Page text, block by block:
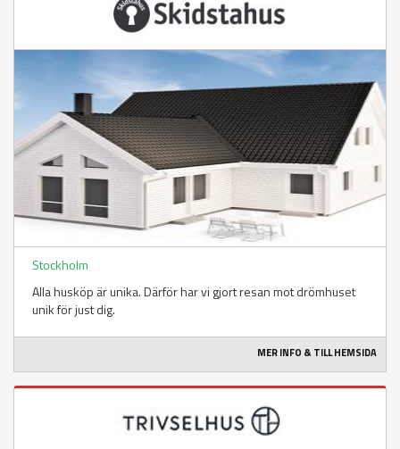
Stockholm
Alla husköp är unika. Därför har vi gjort resan mot drömhuset
unik för just dig.
MER INFO & TILL HEMSIDA